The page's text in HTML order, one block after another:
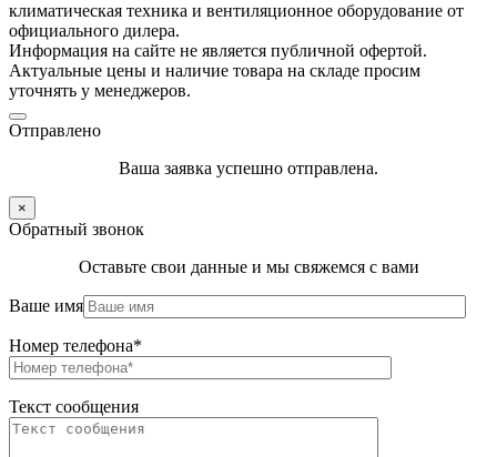
климатическая техника и вентиляционное оборудование от
официального дилера.
Информация на сайте не является публичной офертой.
Актуальные цены и наличие товара на складе просим
уточнять у менеджеров.
Отправлено
Ваша заявка успешно отправлена.
×
Обратный звонок
Оставьте свои данные и мы свяжемся с вами
Ваше имя
Номер телефона*
Текст сообщения